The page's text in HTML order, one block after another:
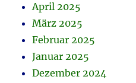
April 2025
März 2025
Februar 2025
Januar 2025
Dezember 2024